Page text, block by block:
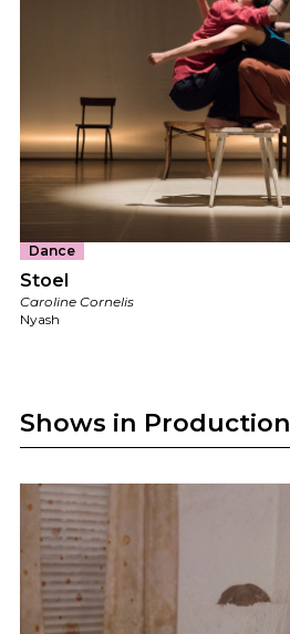
Dance
Stoel
Caroline Cornelis
Nyash
Shows in Production